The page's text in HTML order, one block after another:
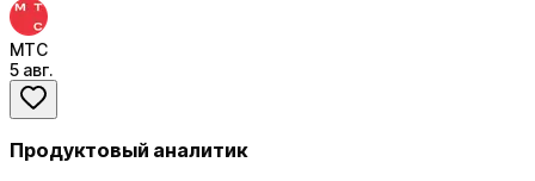
МТС
5 авг.
Продуктовый аналитик